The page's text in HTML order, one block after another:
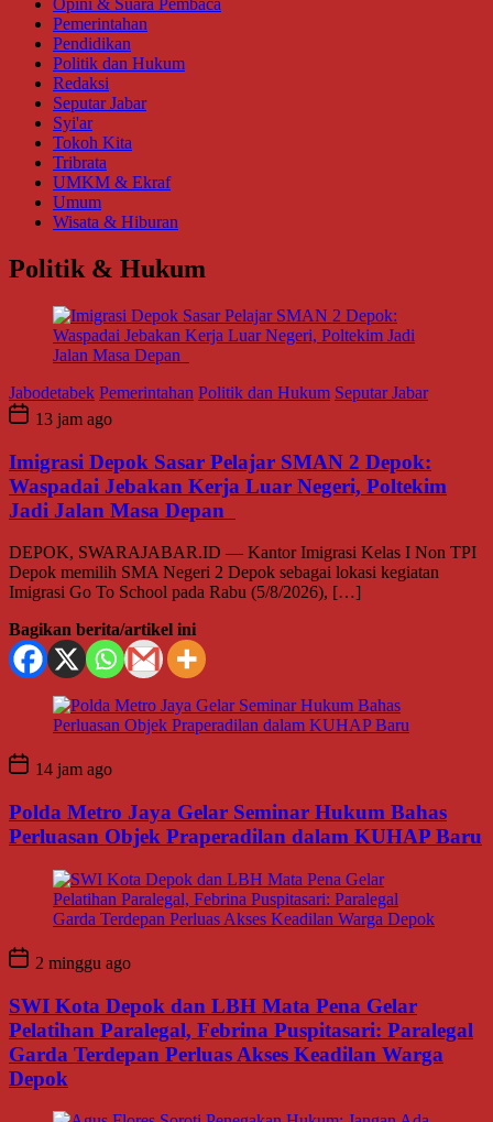
Opini & Suara Pembaca
Pemerintahan
Pendidikan
Politik dan Hukum
Redaksi
Seputar Jabar
Syi'ar
Tokoh Kita
Tribrata
UMKM & Ekraf
Umum
Wisata & Hiburan
Politik & Hukum
Jabodetabek Pemerintahan Politik dan Hukum Seputar Jabar
13 jam ago
Imigrasi Depok Sasar Pelajar SMAN 2 Depok:
Waspadai Jebakan Kerja Luar Negeri, Poltekim
Jadi Jalan Masa Depan
DEPOK, SWARAJABAR.ID — Kantor Imigrasi Kelas I Non TPI
Depok memilih SMA Negeri 2 Depok sebagai lokasi kegiatan
Imigrasi Go To School pada Rabu (5/8/2026), […]
Bagikan berita/artikel ini
14 jam ago
Polda Metro Jaya Gelar Seminar Hukum Bahas
Perluasan Objek Praperadilan dalam KUHAP Baru
2 minggu ago
SWI Kota Depok dan LBH Mata Pena Gelar
Pelatihan Paralegal, Febrina Puspitasari: Paralegal
Garda Terdepan Perluas Akses Keadilan Warga
Depok